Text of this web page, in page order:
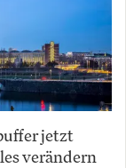
jetzt
verändern